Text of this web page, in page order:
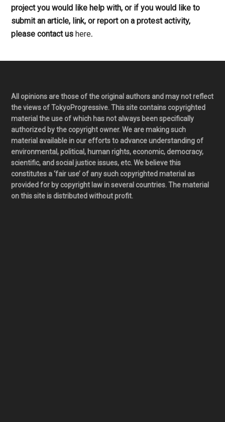
project you would like help with, or if you would like to
submit an article, link, or report on a protest activity,
please contact ushere.
Footer
All opinions are those of the original authors and may not reflect
the views of TokyoProgressive. This site contains copyrighted
material the use of which has not always been specifically
authorized by the copyright owner. We are making such
material available in our efforts to advance understanding of
environmental, political, human rights, economic, democracy,
scientific, and social justice issues, etc. We believe this
constitutes a ‘fair use’ of any such copyrighted material as
provided for by copyright law in several countries. The material
on this site is distributed without profit.